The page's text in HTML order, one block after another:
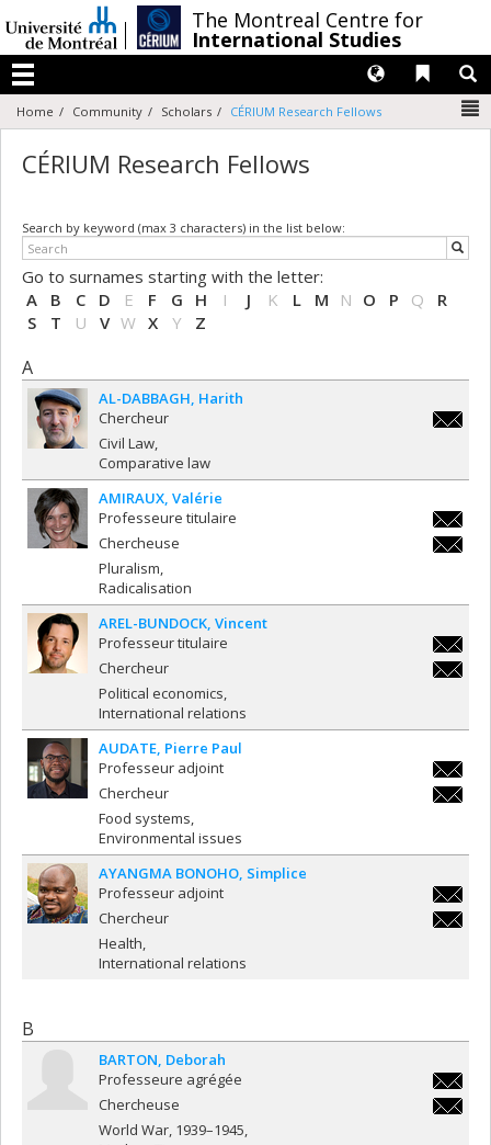
au
contenu
The Montreal Centre for
International Studies
Menu
Liens
Langues
Home Community Scholars CÉRIUM Research Fellows
CÉRIUM Research Fellows
Search by keyword (max 3 characters) in the list below:
Go to surnames starting with the letter:
A
B C D E F G H I J K L M N O P Q
R
S
T U V W X Y Z
A
AL-DABBAGH Harith
Chercheur
Civil Law
Comparative law
AMIRAUX Valérie
Professeure titulaire
Chercheuse
Pluralism
Radicalisation
AREL-BUNDOCK Vincent
Professeur titulaire
Chercheur
Political economics
International relations
AUDATE Pierre Paul
Professeur adjoint
Chercheur
Food systems
Environmental issues
AYANGMA BONOHO Simplice
Professeur adjoint
Chercheur
Health
International relations
B
BARTON Deborah
Professeure agrégée
Chercheuse
World War, 1939–1945